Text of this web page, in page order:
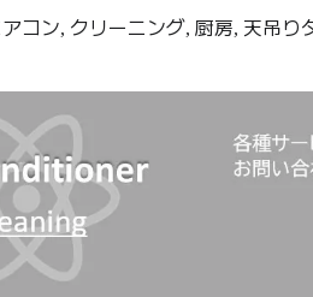
コン, クリーニング, 厨房, 天吊り